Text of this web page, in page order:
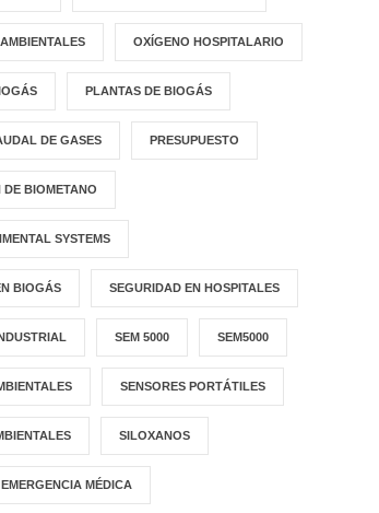
OXÍGENO HOSPITALARIO
PLANTAS DE BIOGÁS
DE GASES PRESUPUESTO
DE BIOMETANO
SYSTEMS
BIOGÁS SEGURIDAD EN HOSPITALES
SEM 5000 SEM5000
SENSORES PORTÁTILES
SILOXANOS
MÉDICA